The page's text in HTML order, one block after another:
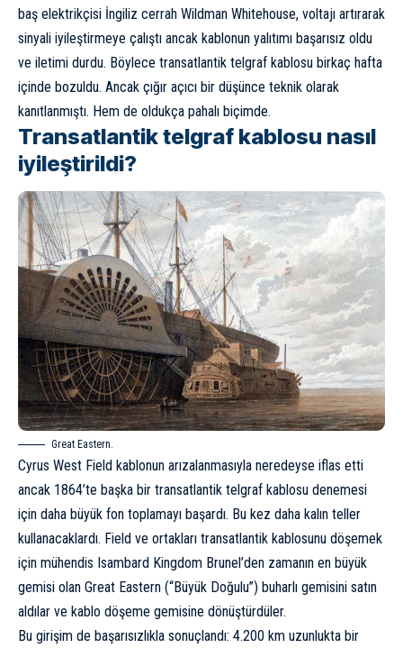
baş elektrikçisi İngiliz cerrah Wildman Whitehouse, voltajı artırarak
sinyali iyileştirmeye çalıştı ancak kablonun yalıtımı başarısız oldu
ve iletimi durdu. Böylece transatlantik telgraf kablosu birkaç hafta
içinde bozuldu. Ancak çığır açıcı bir düşünce teknik olarak
kanıtlanmıştı. Hem de oldukça pahalı biçimde.
Transatlantik telgraf kablosu nasıl
iyileştirildi?
Great Eastern.
Cyrus West Field kablonun arızalanmasıyla neredeyse iflas etti
ancak 1864’te başka bir transatlantik telgraf kablosu denemesi
için daha büyük fon toplamayı başardı. Bu kez daha kalın teller
kullanacaklardı. Field ve ortakları transatlantik kablosunu döşemek
için mühendis Isambard Kingdom Brunel’den zamanın en büyük
gemisi olan Great Eastern (“Büyük Doğulu”) buharlı gemisini satın
aldılar ve kablo döşeme gemisine dönüştürdüler.
Bu girişim de başarısızlıkla sonuçlandı: 4.200 km uzunlukta bir